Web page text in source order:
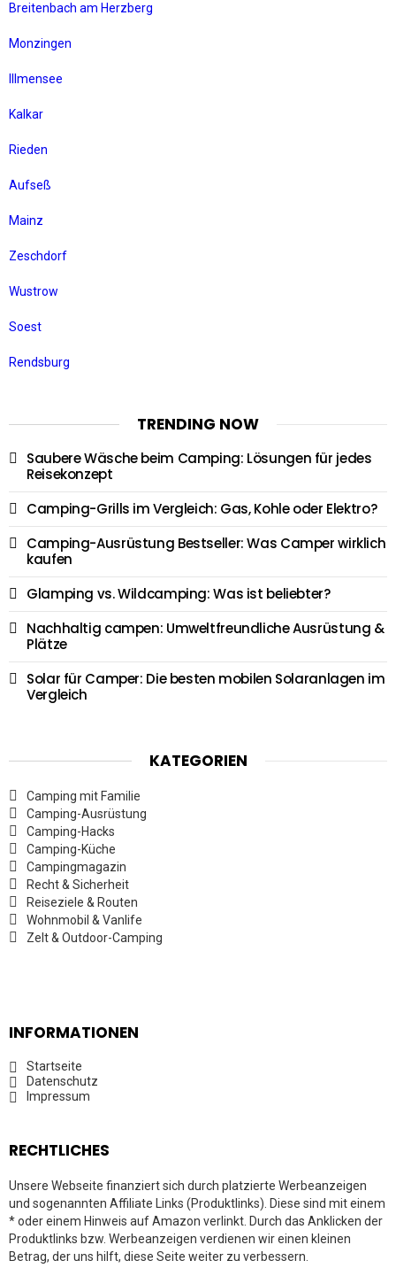
Breitenbach am Herzberg
Monzingen
Illmensee
Kalkar
Rieden
Aufseß
Mainz
Zeschdorf
Wustrow
Soest
Rendsburg
TRENDING NOW
Saubere Wäsche beim Camping: Lösungen für jedes
Reisekonzept
Camping-Grills im Vergleich: Gas, Kohle oder Elektro?
Camping-Ausrüstung Bestseller: Was Camper wirklich
kaufen
Glamping vs. Wildcamping: Was ist beliebter?
Nachhaltig campen: Umweltfreundliche Ausrüstung &
Plätze
Solar für Camper: Die besten mobilen Solaranlagen im
Vergleich
KATEGORIEN
Camping mit Familie
Camping-Ausrüstung
Camping-Hacks
Camping-Küche
Campingmagazin
Recht & Sicherheit
Reiseziele & Routen
Wohnmobil & Vanlife
Zelt & Outdoor-Camping
INFORMATIONEN
Startseite
Datenschutz
Impressum
RECHTLICHES
Unsere Webseite finanziert sich durch platzierte Werbeanzeigen
und sogenannten Affiliate Links (Produktlinks). Diese sind mit einem
* oder einem Hinweis auf Amazon verlinkt. Durch das Anklicken der
Produktlinks bzw. Werbeanzeigen verdienen wir einen kleinen
Betrag, der uns hilft, diese Seite weiter zu verbessern.